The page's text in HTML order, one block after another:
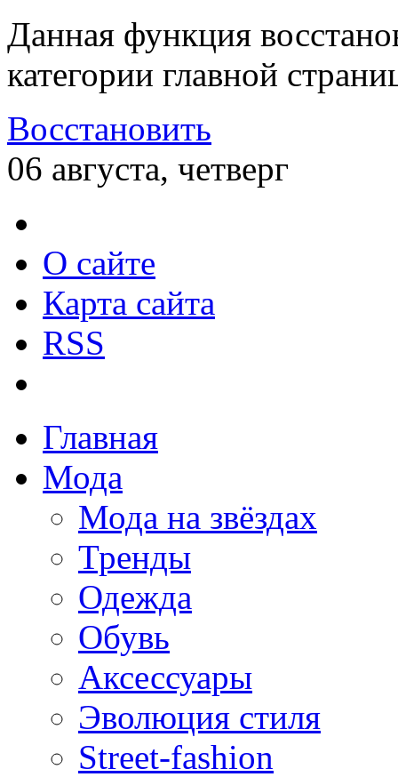
Данная функция
категории главной
Восстановить
06 августа, четверг
О сайте
Карта сайта
RSS
Главная
Мода
Мода на звёздах
Тренды
Одежда
Обувь
Аксессуары
Эволюция стиля
Street-fashion